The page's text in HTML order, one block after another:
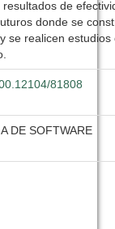
de
donde se
se realicen estudios
81808
DE SOFTWARE